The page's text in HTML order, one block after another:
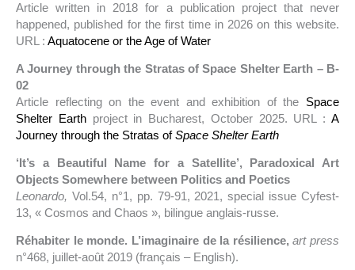
Article written in 2018 for a publication project that never
happened, published for the first time in 2026 on this website.
URL : Aquatocene or the Age of Water
A Journey through the Stratas of Space Shelter Earth – B-
02
Article reflecting on the event and exhibition of the Space
Shelter Earthproject in Bucharest, October 2025. URL :A
Journey through the Stratas ofSpace Shelter Earth
‘It’s a Beautiful Name for a Satellite’, Paradoxical Art
Objects Somewhere between Politics and Poetics
Leonardo, Vol.54, n°1, pp. 79-91, 2021, special issue Cyfest-
13, « Cosmos and Chaos », bilingue anglais-russe.
Réhabiter le monde. L’imaginaire de la résilience,art press
n°468, juillet-août 2019 (français – English).